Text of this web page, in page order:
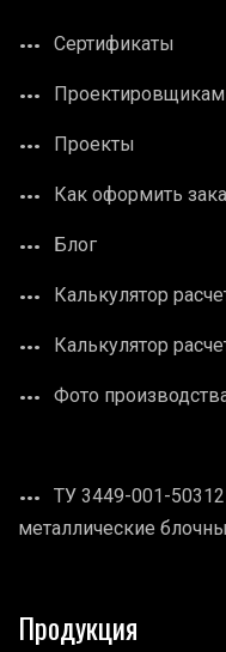
Сертификаты
Проектировщикам
Проекты
Как оформить
Блог
Калькулятор
Калькулятор
Фото
ТУ 3449-001-
металлические
Продукция